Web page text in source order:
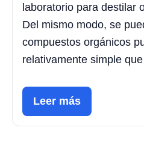
laboratorio para destilar
Del mismo modo, se
compuestos orgánicos
relativamente simple
Leer más